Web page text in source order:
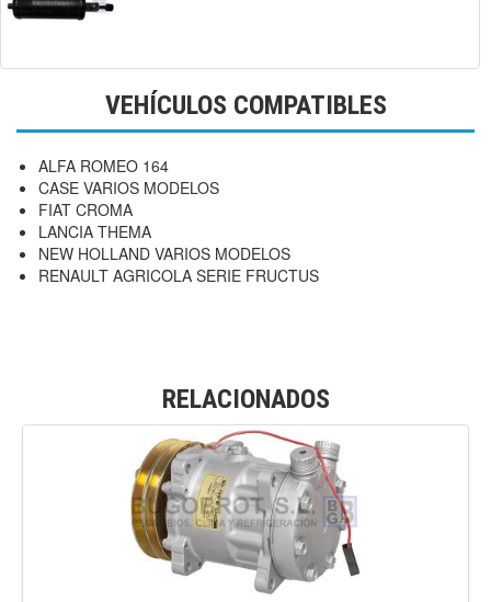
VEHÍCULOS COMPATIBLES
ALFA ROMEO 164
CASE VARIOS MODELOS
FIAT CROMA
LANCIA THEMA
NEW HOLLAND VARIOS MODELOS
RENAULT AGRICOLA SERIE FRUCTUS
RELACIONADOS